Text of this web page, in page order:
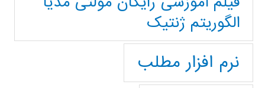
الگوریتم ژنتیک
نرم افزار مطلب